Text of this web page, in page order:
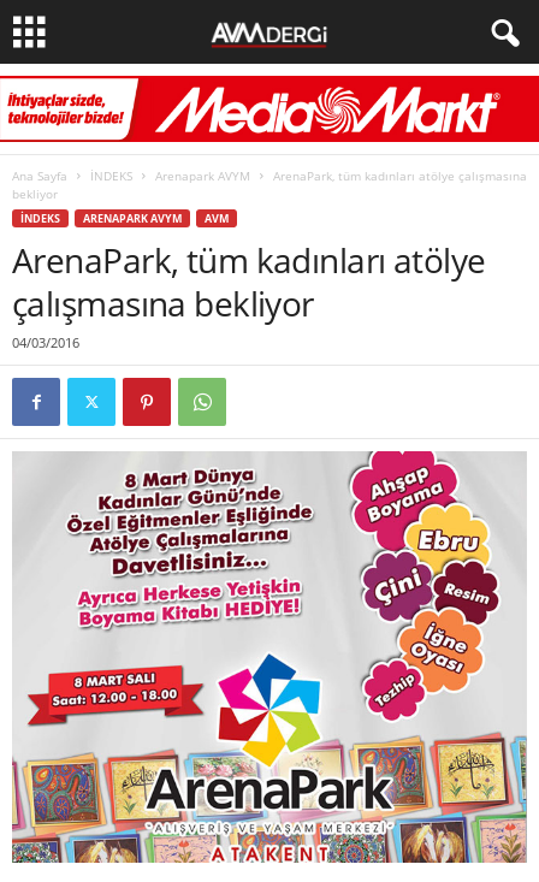
Ana Sayfa İNDEKS Arenapark AVYM
ArenaPark, tüm kadınları atölye çalışmasına
bekliyor
İNDEKS ARENAPARK AVYM AVM
ArenaPark, tüm kadınları atölye
çalışmasına bekliyor
04/03/2016